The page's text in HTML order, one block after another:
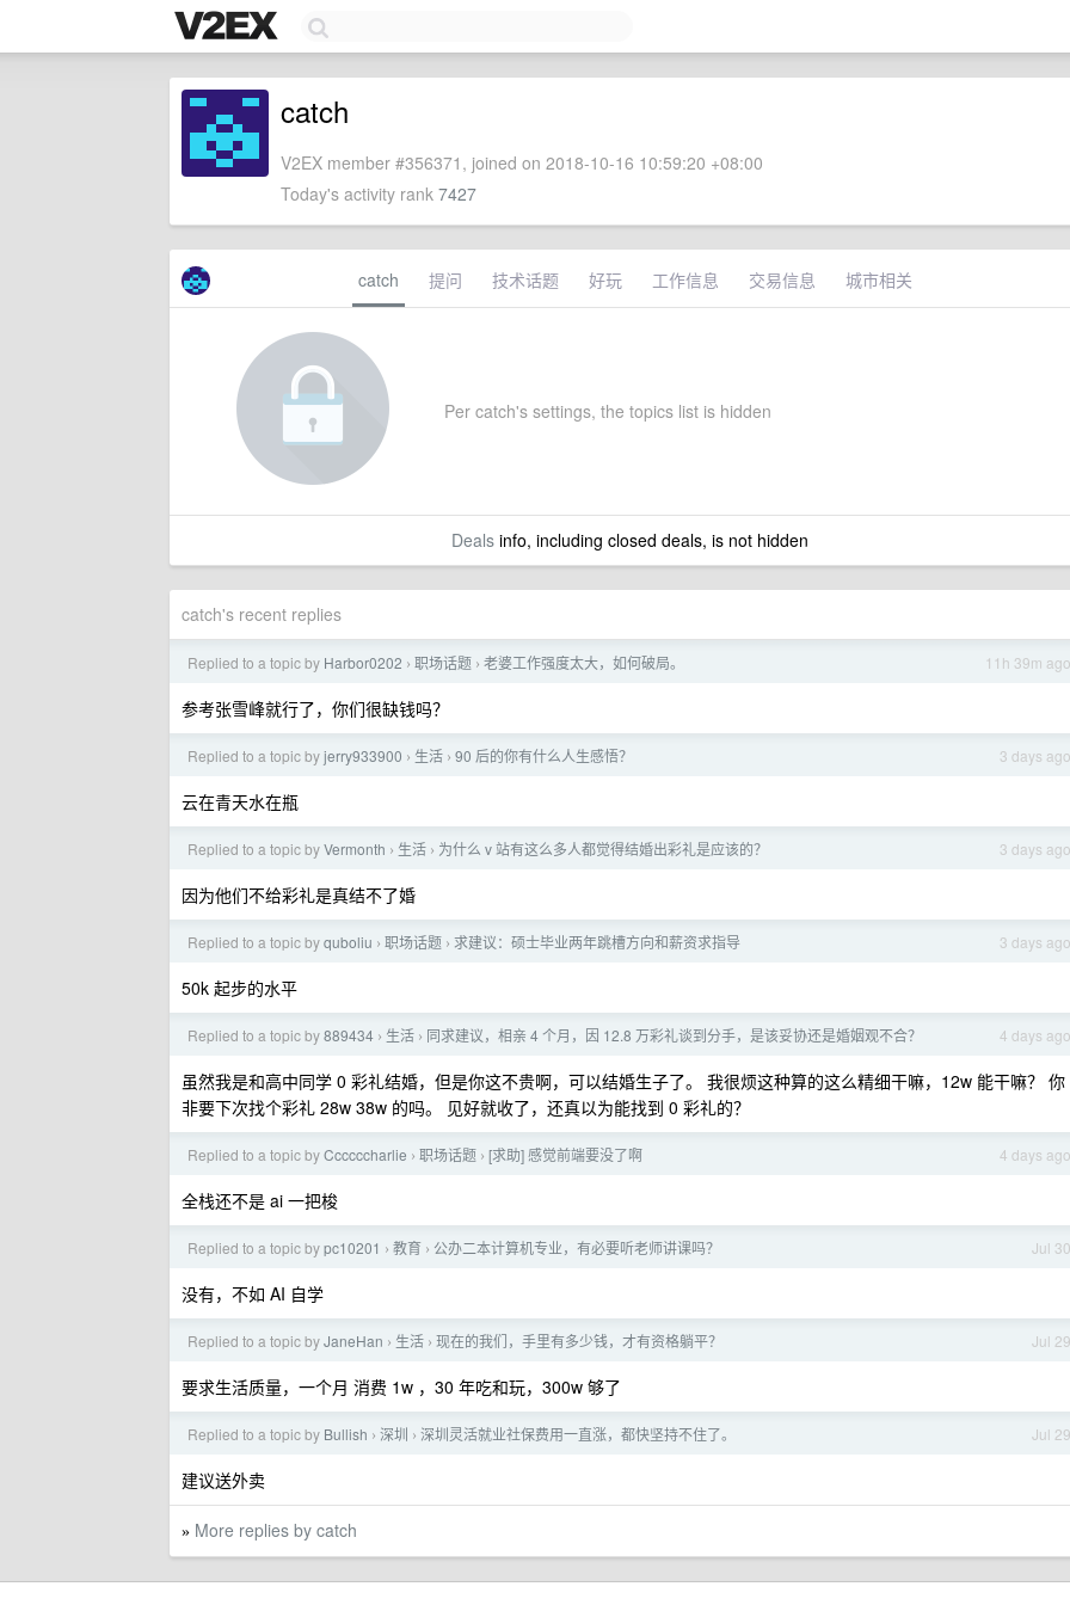
catch
V2EX member #356371, joined on 2018-10-16 10:59:20 +08:00
Today's activity rank 7427
catch 提问 技术话题 好玩 工作信息 交易信息 城市相关
Per catch's settings, the topics list is hidden
Dealsinfo, including closed deals, is not hidden
catch's recent replies
11h 39m ago
Replied to a topic by Harbor0202 › 职场话题 › 老婆工作强度太大，如何破局。
参考张雪峰就行了，你们很缺钱吗？
3 days ago
Replied to a topic byjerry933900 › 生活 › 90 后的你有什么人生感悟？
云在青天水在瓶
3 days ago
Replied to a topic byVermonth › 生活 › 为什么 v 站有这么多人都觉得结婚出彩礼是应该的？
因为他们不给彩礼是真结不了婚
3 days ago
Replied to a topic byquboliu › 职场话题 › 求建议：硕士毕业两年跳槽方向和薪资求指导
50k 起步的水平
4 days ago
Replied to a topic by889434 › 生活 › 同求建议，相亲 4 个月，因 12.8 万彩礼谈到分手，是该妥协还是婚姻观不合？
虽然我是和高中同学 0 彩礼结婚，但是你这不贵啊，可以结婚生子了。 我很烦这种算的这么精细干嘛，12w 能干嘛？ 你
非要下次找个彩礼 28w 38w 的吗。 见好就收了，还真以为能找到 0 彩礼的？
4 days ago
Replied to a topic byCcccccharlie › 职场话题 › [求助] 感觉前端要没了啊
全栈还不是 ai 一把梭
Jul 30
Replied to a topic bypc10201 › 教育 › 公办二本计算机专业，有必要听老师讲课吗？
没有，不如 AI 自学
Jul 29
Replied to a topic byJaneHan › 生活 › 现在的我们，手里有多少钱，才有资格躺平？
要求生活质量，一个月 消费 1w ，30 年吃和玩，300w 够了
Jul 29
Replied to a topic by Bullish › 深圳 › 深圳灵活就业社保费用一直涨，都快坚持不住了。
建议送外卖
» More replies by catch